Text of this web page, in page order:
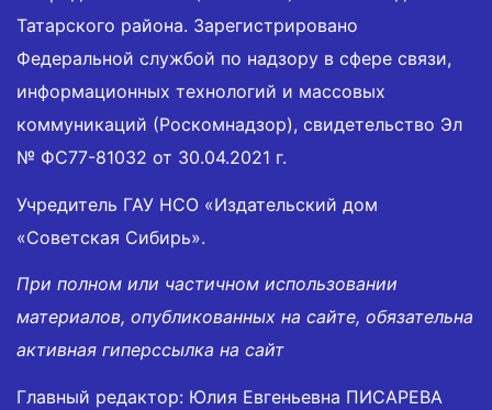
Татарского района. Зарегистрировано
Федеральной службой по надзору в сфере связи,
информационных технологий и массовых
коммуникаций (Роскомнадзор), свидетельство Эл
№ ФС77-81032 от 30.04.2021 г.
Учредитель ГАУ НСО «Издательский дом
«Советская Сибирь».
При полном или частичном использовании
материалов, опубликованных на сайте, обязательна
активная гиперссылка на сайт
Главный редактор: Юлия Евгеньевна ПИСАРЕВА